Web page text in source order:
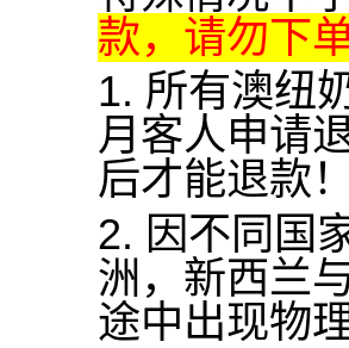
款，请勿下单
1. 所有澳纽
月客人申请
后才能退款
2. 因不同国
洲，新西兰
途中出现物